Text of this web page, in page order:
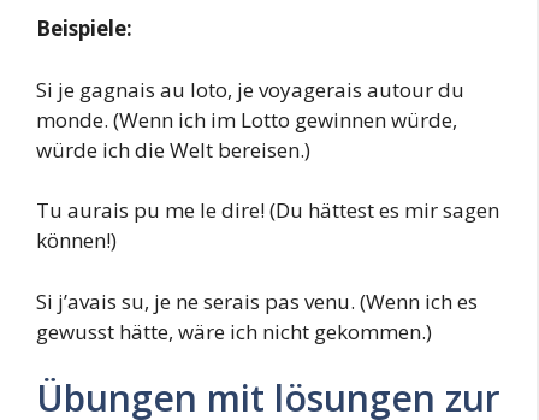
Beispiele:
Si je gagnais au loto, je voyagerais autour du
monde. (Wenn ich im Lotto gewinnen würde,
würde ich die Welt bereisen.)
Tu aurais pu me le dire! (Du hättest es mir sagen
können!)
Si j’avais su, je ne serais pas venu. (Wenn ich es
gewusst hätte, wäre ich nicht gekommen.)
Übungen mit lösungen zur